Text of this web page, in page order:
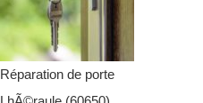
Réparation de porte